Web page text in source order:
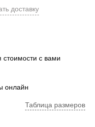
доставку
стоимости с вами
онлайн
Таблица размеров